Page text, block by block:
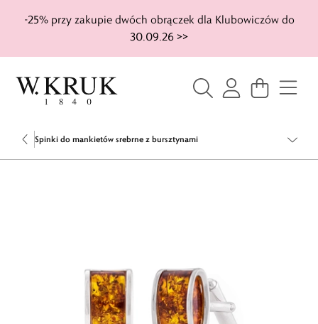
-25% przy zakupie dwóch obrączek dla Klubowiczów do
30.09.26 >>
Spinki do mankietów srebrne z bursztynami